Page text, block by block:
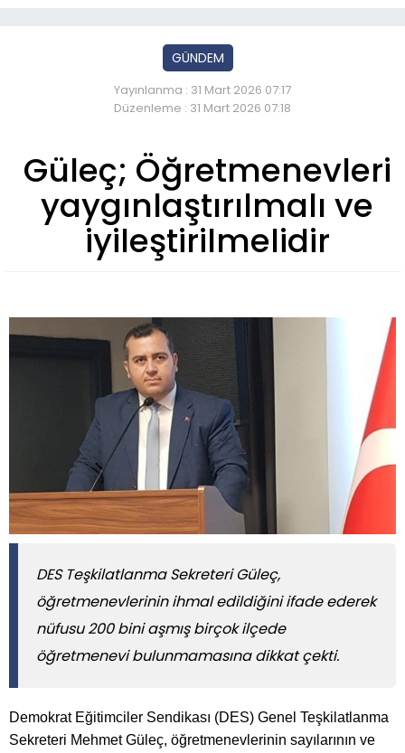
GÜNDEM
Yayınlanma : 31 Mart 2026 07:17
Düzenleme : 31 Mart 2026 07:18
Güleç; Öğretmenevleri
yaygınlaştırılmalı ve
iyileştirilmelidir
DES Teşkilatlanma Sekreteri Güleç,
öğretmenevlerinin ihmal edildiğini ifade ederek
nüfusu 200 bini aşmış birçok ilçede
öğretmenevi bulunmamasına dikkat çekti.
Demokrat Eğitimciler Sendikası (DES) Genel Teşkilatlanma
Sekreteri Mehmet Güleç, öğretmenevlerinin sayılarının ve